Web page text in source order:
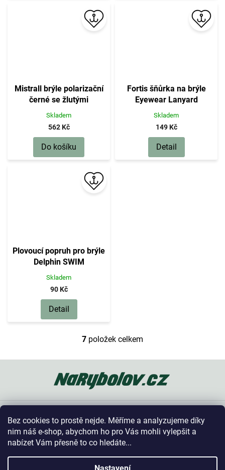
Bez cookies to prostě nejde. Měříme a analyzujeme díky
nim náš e-shop, abychom ho pro Vás mohli vylepšit a
nabízet Vám přesně to co hledáte...
Mistrall brýle polarizační
černé se žlutými
oboroučky
Skladem
562 Kč
Do košíku
Fortis šňůrka na brýle
Eyewear Lanyard
Skladem
149 Kč
Detail
Plovoucí popruh pro brýle
Delphin SWIM
Skladem
90 Kč
Detail
O
l
á
d
c
p
r
v
k
y
v
7 položek celkem
a
t
Vše o nákupu
Kontakt